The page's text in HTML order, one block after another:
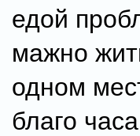
едой
мажно
одном
благо